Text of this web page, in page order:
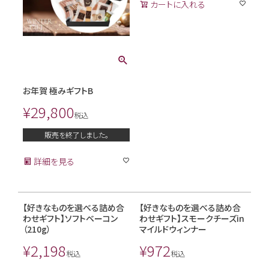
お年賀 極みギフトB
¥29,800税込
販売を終了しました。
詳細を見る
カートに入れる
【好きなものを選べる詰め合
わせギフト】ソフトベーコン
（210g）
¥2,198税込
【好きなものを選べる詰め合
わせギフト】スモークチーズin
マイルドウィンナー
¥972税込